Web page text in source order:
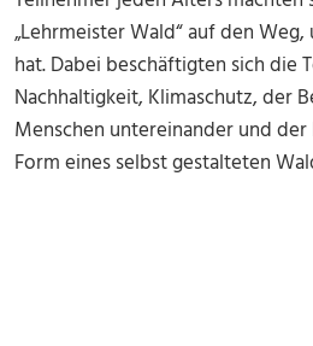
„Lehrmeister Wald“ auf den
hat. Dabei beschäftigten sich
Nachhaltigkeit, Klimaschutz, der
Menschen untereinander und der
Form eines selbst gestalteten